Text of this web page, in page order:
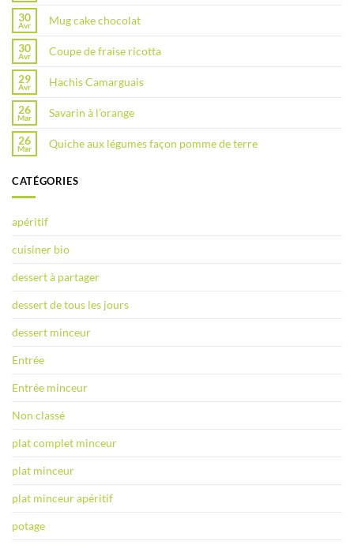
30
Avr Mug cake chocolat
30
Avr Coupe de fraise ricotta
29
Avr Hachis Camarguais
26
Mar Savarin à l’orange
26
Mar Quiche aux légumes façon pomme de terre
CATÉGORIES
apéritif
cuisiner bio
dessert à partager
dessert de tous les jours
dessert minceur
Entrée
Entrée minceur
Non classé
plat complet minceur
plat minceur
plat minceur apéritif
potage